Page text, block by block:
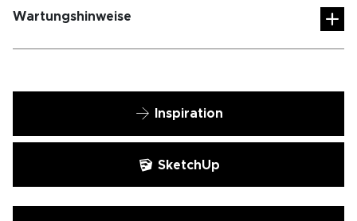
Wartungshinweise
Inspiration
SketchUp